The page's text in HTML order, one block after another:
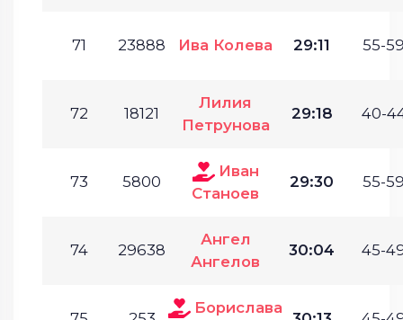
71 23888 Ива Колева 29:11 55-
72 18121
Лилия
Петрунова
29:18 40-
73 5800
Иван
Станоев
29:30 55-
74 29638
Ангел
Ангелов
30:04 45-
Борислава